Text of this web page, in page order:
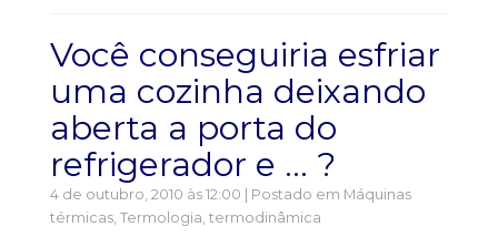
Você conseguiria esfriar
uma cozinha deixando
aberta a porta do
refrigerador e … ?
4 de outubro, 2010 às 12:00 | Postado em Máquinas
térmicas Termologia, termodinâmica